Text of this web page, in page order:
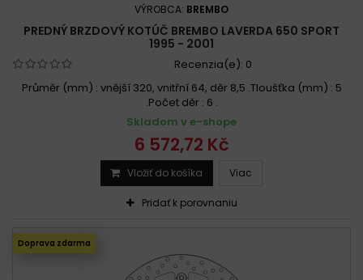
VÝROBCA: BREMBO
PREDNÝ BRZDOVÝ KOTÚČ BREMBO LAVERDA 650 SPORT
1995 - 2001
Recenzia(e): 0
Průměr (mm) : vnější 320, vnitřní 64, děr 8,5 .Tloušťka (mm) : 5
.Počet děr : 6 .
Skladom v e-shope
6 572,72 Kč
Vložiť do košíka Viac
Pridať k porovnaniu
Doprava zdarma